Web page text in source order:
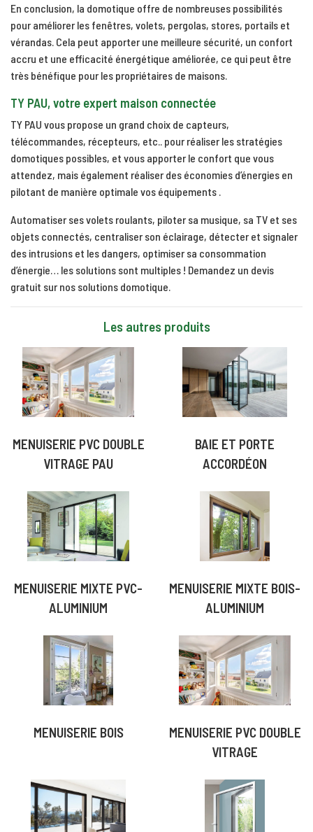
En conclusion, la domotique offre de nombreuses possibilités
pour améliorer les fenêtres, volets, pergolas, stores, portails et
vérandas. Cela peut apporter une meilleure sécurité, un confort
accru et une efficacité énergétique améliorée, ce qui peut être
très bénéfique pour les propriétaires de maisons.
TY PAU, votre expert maison connectée
TY PAU vous propose un grand choix de capteurs,
télécommandes, récepteurs, etc.. pour réaliser les stratégies
domotiques possibles, et vous apporter le confort que vous
attendez, mais également réaliser des économies d’énergies en
pilotant de manière optimale vos équipements .
Automatiser ses volets roulants, piloter sa musique, sa TV et ses
objets connectés, centraliser son éclairage, détecter et signaler
des intrusions et les dangers, optimiser sa consommation
d’énergie… les solutions sont multiples ! Demandez un devis
gratuit sur nos solutions domotique.
Les autres produits
MENUISERIE PVC DOUBLE
VITRAGE PAU
BAIE ET PORTE
ACCORDÉON
MENUISERIE MIXTE PVC-
ALUMINIUM
MENUISERIE MIXTE BOIS-
ALUMINIUM
MENUISERIE BOIS
MENUISERIE PVC DOUBLE
VITRAGE